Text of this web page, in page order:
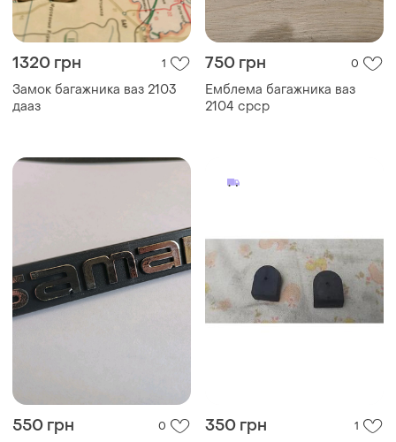
1320 грн 1
Замок багажника ваз 2103
дааз
750 грн 0
Емблема багажника ваз
2104 срср
550 грн 0 350 грн 1